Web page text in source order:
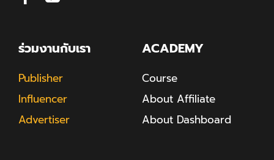
ร่วมงานกับเรา
Publisher
Influencer
Advertiser
ACADEMY
Course
About Affiliate
About Dashboard